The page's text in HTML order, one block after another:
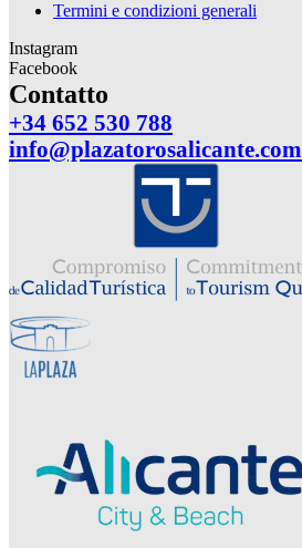
Termini e condizioni generali
Instagram
Facebook
Contatto
+34 652 530 788
info@plazatorosalicante.com